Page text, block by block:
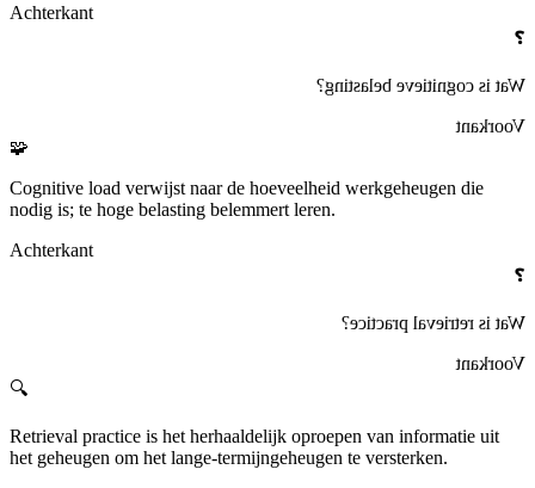
Achterkant
❓
Wat is
cognitieve belasting
?
Voorkant
🧩
Cognitive load verwijst naar de hoeveelheid werkgeheugen die
nodig is; te hoge belasting belemmert leren.
Achterkant
❓
Wat is
retrieval practice
?
Voorkant
🔍
Retrieval practice is het herhaaldelijk oproepen van informatie uit
het geheugen om het lange‑termijngeheugen te versterken.